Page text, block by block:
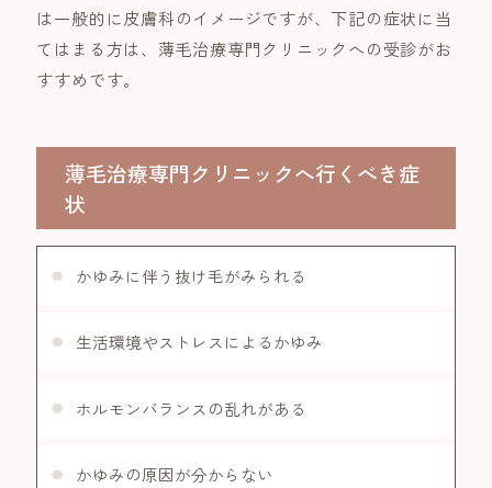
は一般的に皮膚科のイメージですが、下記の症状に当
てはまる方は、薄毛治療専門クリニックへの受診がお
すすめです。
薄毛治療専門クリニックへ行くべき症
状
かゆみに伴う抜け毛がみられる
生活環境やストレスによるかゆみ
ホルモンバランスの乱れがある
かゆみの原因が分からない